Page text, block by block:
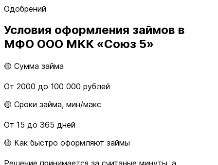
Одобрений
Условия оформления займов в
МФО ООО МКК «Союз 5»
🟡 Сумма займа
От 2000 до 100 000 рублей
🟡 Сроки займа, мин/макс
От 15 до 365 дней
🟡 Как быстро оформляют займы